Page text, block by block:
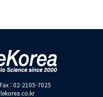
: 02-2105-7025